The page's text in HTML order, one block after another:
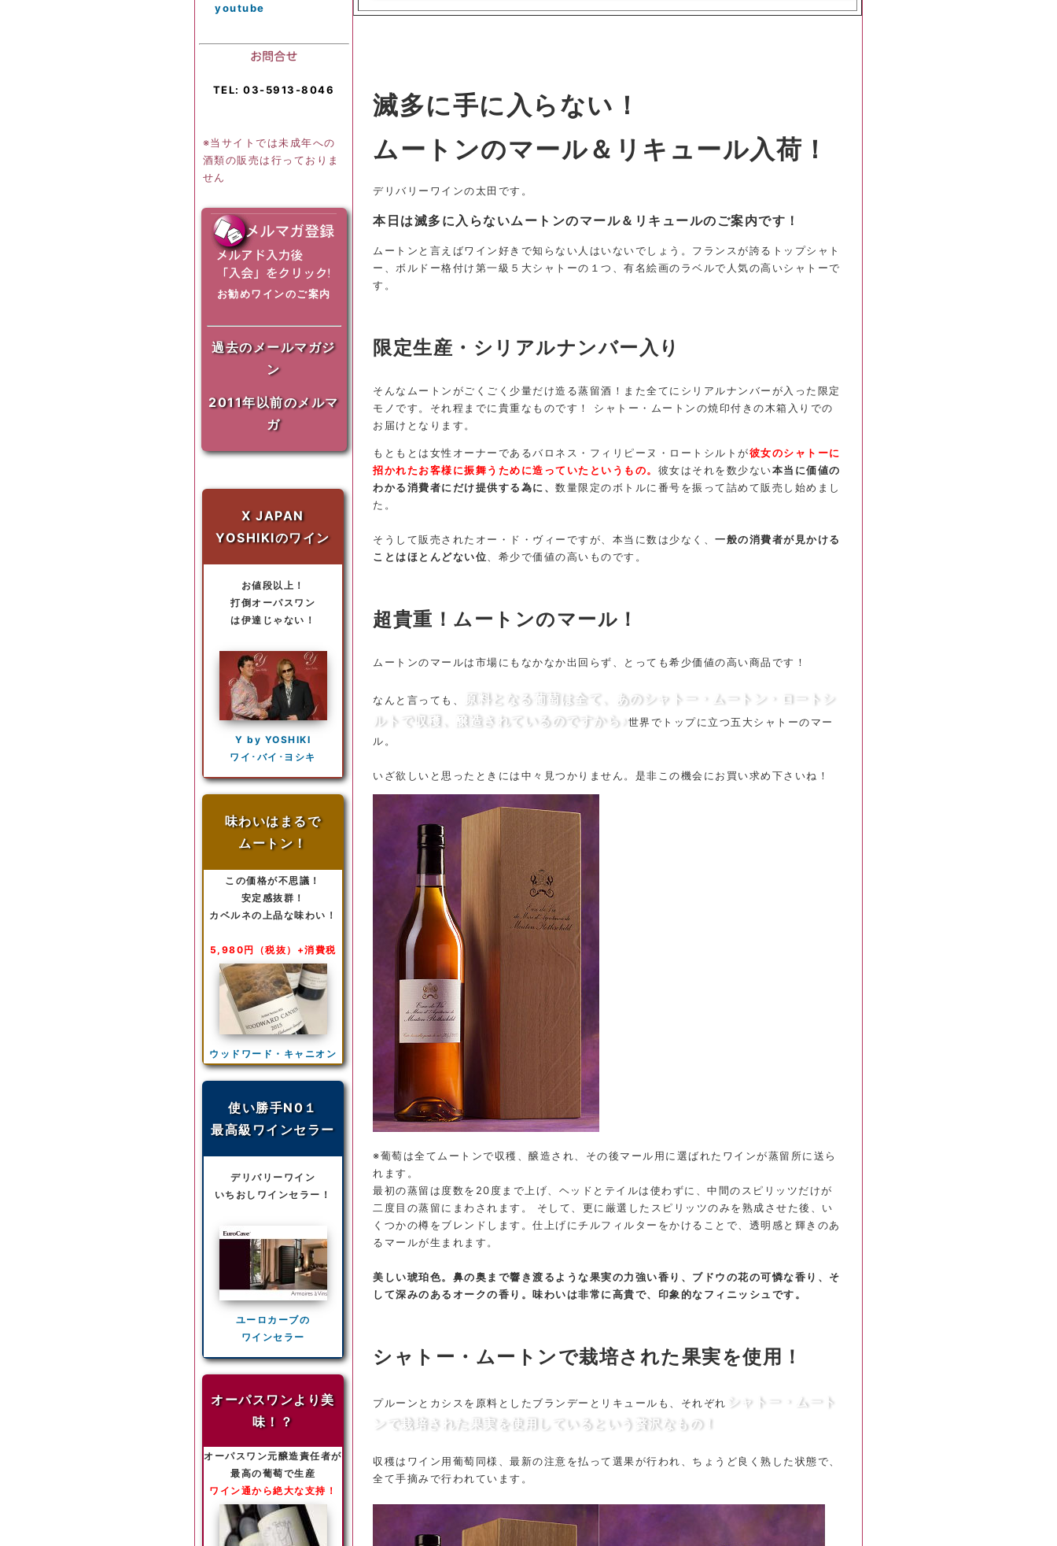
youtube
TEL: 03-5913-8046
※当サイトでは未成年への
酒類の販売は行っておりま
せん
お勧めワインのご案内
過去のメールマガジ
ン
2011年以前のメルマ
ガ
X JAPAN
YOSHIKIのワイン
お値段以上！
打倒オーパスワン
は伊達じゃない！
Y by YOSHIKI
ワイ･バイ･ヨシキ
味わいはまるで
ムートン！
この価格が不思議！
安定感抜群！
カベルネの上品な味わい！
5,980円（税抜）+消費税
ウッドワード・キャニオン
使い勝手N0１
最高級ワインセラー
デリバリーワイン
いちおしワインセラー！
ユーロカーブの
ワインセラー
オーパスワンより美
味！？
オーパスワン元醸造責任者が
最高の葡萄で生産
ワイン通から絶大な支持！
滅多に手に入らない！
ムートンのマール＆リキュール入荷！
デリバリーワインの太田です。
本日は滅多に入らないムートンのマール＆リキュールのご案内です！
ムートンと言えばワイン好きで知らない人はいないでしょう。フランスが誇るトップシャト
ー、ボルドー格付け第一級５大シャトーの１つ、有名絵画のラベルで人気の高いシャトーで
す。
限定生産・シリアルナンバー入り
そんなムートンがごくごく少量だけ造る蒸留酒！また全てにシリアルナンバーが入った限定
モノです。それ程までに貴重なものです！ シャトー・ムートンの焼印付きの木箱入りでの
お届けとなります。
もともとは女性オーナーであるバロネス・フィリピーヌ・ロートシルトが彼女のシャトーに
招かれたお客様に振舞うために造っていたというもの。 彼女はそれを数少ない本当に価値の
わかる消費者にだけ提供する為に、 数量限定のボトルに番号を振って詰めて販売し始めまし
た。
そうして販売されたオー・ド・ヴィーですが、本当に数は少なく、 一般の消費者が見かける
ことはほとんどない位 、希少で価値の高いものです。
超貴重！ムートンのマール！
ムートンのマールは市場にもなかなか出回らず、とっても希少価値の高い商品です！
なんと言っても、
原料となる葡萄は全て、あのシャトー・ムートン・ロートシ
ルトで収穫、醸造されているのですから♪世界でトップに立つ五大シャトーのマー
ル。
いざ欲しいと思ったときには中々見つかりません。是非この機会にお買い求め下さいね！
※葡萄は全てムートンで収穫、醸造され、その後マール用に選ばれたワインが蒸留所に送ら
れます。
最初の蒸留は度数を20度まで上げ、ヘッドとテイルは使わずに、中間のスピリッツだけが
二度目の蒸留にまわされます。 そして、更に厳選したスピリッツのみを熟成させた後、い
くつかの樽をブレンドします。仕上げにチルフィルターをかけることで、透明感と輝きのあ
るマールが生まれます。
美しい琥珀色。鼻の奥まで響き渡るような果実の力強い香り、ブドウの花の可憐な香り、そ
して深みのあるオークの香り。味わいは非常に高貴で、印象的なフィニッシュです。
シャトー・ムートンで栽培された果実を使用！
プルーンとカシスを原料としたブランデーとリキュールも、それぞれ シャトー・ムート
ンで栽培された果実を使用しているという贅沢なもの！
収穫はワイン用葡萄同様、最新の注意を払って選果が行われ、ちょうど良く熟した状態で、
全て手摘みで行われています。